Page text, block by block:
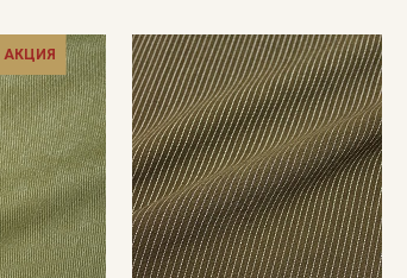
АКЦИЯ